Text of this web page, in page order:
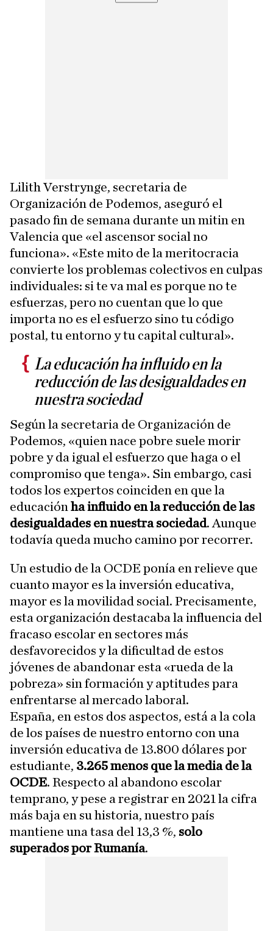
Lilith Verstrynge, secretaria de
Organización de Podemos, aseguró el
pasado fin de semana durante un mitin en
Valencia que «el ascensor social no
funciona». «Este mito de la meritocracia
convierte los problemas colectivos en culpas
individuales: si te va mal es porque no te
esfuerzas, pero no cuentan que lo que
importa no es el esfuerzo sino tu código
postal, tu entorno y tu capital cultural».
La educación ha influido en la
reducción de las desigualdades en
nuestra sociedad
Según la secretaria de Organización de
Podemos, «quien nace pobre suele morir
pobre y da igual el esfuerzo que haga o el
compromiso que tenga». Sin embargo, casi
todos los expertos coinciden en que la
educación ha influido en la reducción de las
desigualdades en nuestra sociedad. Aunque
todavía queda mucho camino por recorrer.
Un estudio de la OCDE ponía en relieve que
cuanto mayor es la inversión educativa,
mayor es la movilidad social. Precisamente,
esta organización destacaba la influencia del
fracaso escolar en sectores más
desfavorecidos y la dificultad de estos
jóvenes de abandonar esta «rueda de la
pobreza» sin formación y aptitudes para
enfrentarse al mercado laboral.
España, en estos dos aspectos, está a la cola
de los países de nuestro entorno con una
inversión educativa de 13.800 dólares por
estudiante, 3.265 menos que la media de la
OCDE. Respecto al abandono escolar
temprano, y pese a registrar en 2021 la cifra
más baja en su historia, nuestro país
mantiene una tasa del 13,3 %, solo
superados por Rumanía.